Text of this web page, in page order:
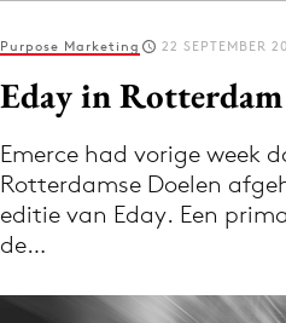
Log in
Download
Volg het laatste
Purpose Marketing 22 SEPTEMBER
Eday in Rotterdam
Emerce had vorige week
Rotterdamse Doelen
editie van Eday. Een
de…